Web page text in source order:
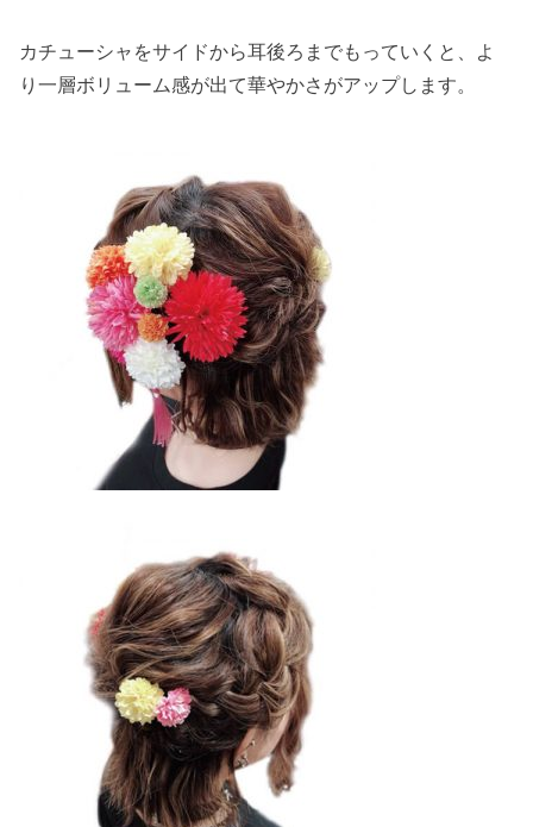
カチューシャをサイドから耳後ろまでもっていくと、よ
り一層ボリューム感が出て華やかさがアップします。